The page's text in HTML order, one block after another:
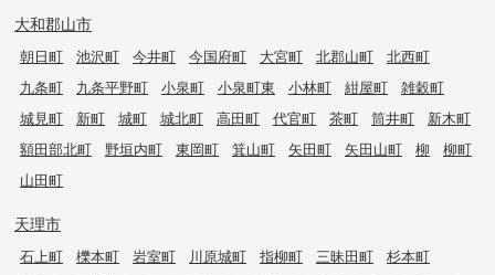
大和郡山市
朝日町 池沢町 今井町 今国府町 大宮町 北郡山町
北西町
九条町
九条平野町 小泉町 小泉町東 小林町 紺屋町
雑穀町
城見町
新町 城町 城北町 高田町 代官町 茶町 筒井町
新木町
額田部北町
野垣内町 東岡町 箕山町 矢田町 矢田山町 柳
柳町
山田町
天理市
石上町 櫟本町 岩室町 川原城町 指柳町 三昧田町
杉本町